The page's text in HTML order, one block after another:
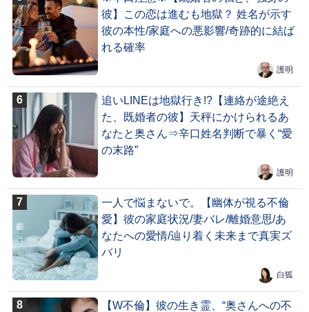
彼】この恋は進むも地獄？ 姓名が示す
彼の本性/家庭への悪影響/奇跡的に結ば
れる確率
護明
追いLINEは地獄行き!?【連絡が途絶え
た、既婚者の彼】天秤にかけられるあ
なたと奥さん⇒辛口姓名判断で暴く“愛
の末路”
護明
一人で悩まないで。【幽体が視る不倫
愛】彼の家庭状況/妻バレ/離婚意思/あ
なたへの愛情/辿り着く未来まで真実ズ
バリ
白狐
【W不倫】彼の生き霊、“奥さんへの不